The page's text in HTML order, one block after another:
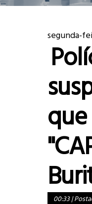
segunda-
00:33|